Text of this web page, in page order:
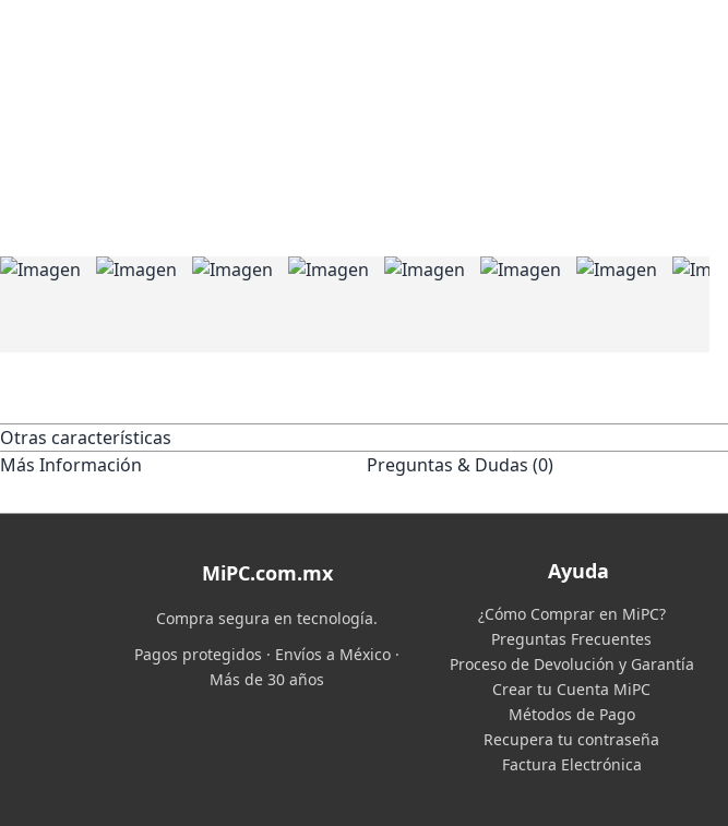
Otras características
Más Información
Preguntas & Dudas (0)
MiPC.com.mx
Compra segura en tecnología.
Pagos protegidos · Envíos a México ·
Más de 30 años
Ayuda
¿Cómo Comprar en MiPC?
Preguntas Frecuentes
Proceso de Devolución y Garantía
Crear tu Cuenta MiPC
Métodos de Pago
Recupera tu contraseña
Factura Electrónica